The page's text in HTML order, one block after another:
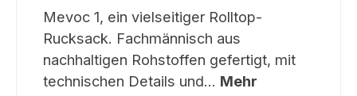
Mevoc 1, ein vielseitiger Rolltop-
Rucksack. Fachmännisch aus
nachhaltigen Rohstoffen gefertigt, mit
technischen Details und… Mehr